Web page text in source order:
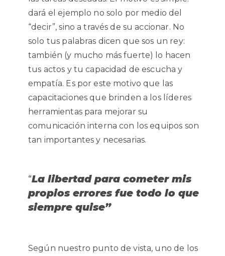
dará el ejemplo no solo por medio del
“decir”, sino a través de su accionar. No
solo tus palabras dicen que sos un rey:
también (y mucho más fuerte) lo hacen
tus actos y tu capacidad de escucha y
empatía. Es por este motivo que las
capacitaciones que brinden a los líderes
herramientas para mejorar su
comunicación interna con los equipos son
tan importantes y necesarias.
“La libertad para cometer mis
propios errores fue todo lo que
siempre quise”
Según nuestro punto de vista, uno de los